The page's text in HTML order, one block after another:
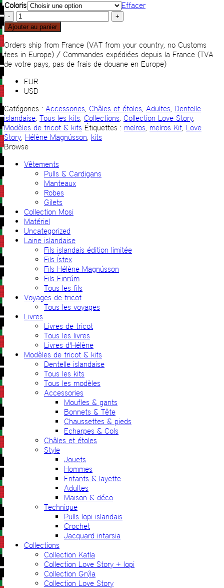
Coloris
Effacer
quantité
de
Melrós
KIT
Ajouter au panier
Orders ship from France (VAT from your country, no Customs
fees in Europe) / Commandes expédiées depuis la France (TVA
de votre pays, pas de frais de douane en Europe)
EUR
USD
Catégories : Accessories, Châles et étoles, Adultes, Dentelle
islandaise, Tous les kits, Collections, Collection Love Story,
Modèles de tricot & kits Étiquettes : melros, melros Kit, Love
Story, Hélène Magnússon, kits
Browse
Vêtements
Pulls & Cardigans
Manteaux
Robes
Gilets
Collection Mosi
Matériel
Uncategorized
Laine islandaise
Fils islandais édition limitée
Fils Ístex
Fils Hélène Magnússon
Fils Einrúm
Tous les fils
Voyages de tricot
Tous les voyages
Livres
Livres de tricot
Tous les livres
Livres d'Hélène
Modèles de tricot & kits
Dentelle islandaise
Tous les kits
Tous les modèles
Accessories
Moufles & gants
Bonnets & Tête
Chaussettes & pieds
Echarpes & Cols
Châles et étoles
Style
Jouets
Hommes
Enfants & layette
Adultes
Maison & déco
Technique
Pulls lopi islandais
Crochet
Jacquard intarsia
Collections
Collection Katla
Collection Love Story + lopi
Collection Grýla
Collection Love Story